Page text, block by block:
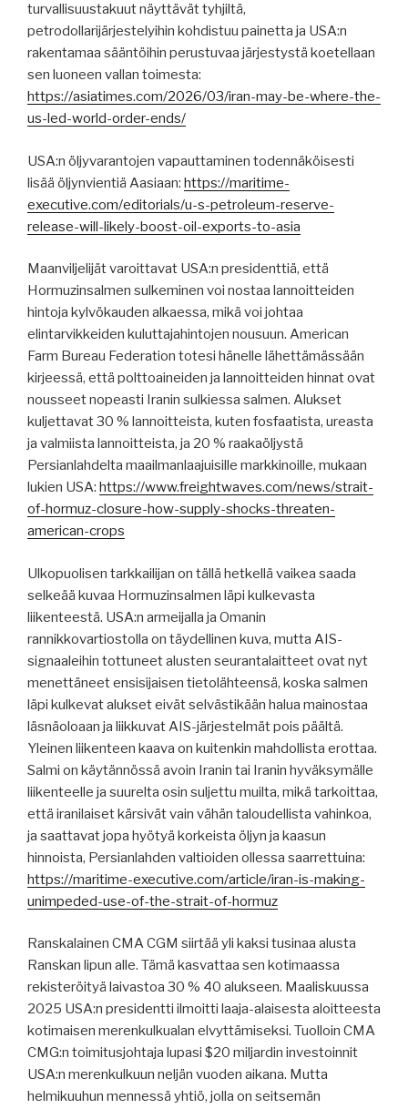
turvallisuustakuut näyttävät tyhjiltä, ​​
petrodollarijärjestelyihin kohdistuu painetta ja USA:n
rakentamaa sääntöihin perustuvaa järjestystä koetellaan
sen luoneen vallan toimesta:
https://asiatimes.com/2026/03/iran-may-be-where-the-
us-led-world-order-ends/
USA:n öljyvarantojen vapauttaminen todennäköisesti
lisää öljynvientiä Aasiaan: https://maritime-
executive.com/editorials/u-s-petroleum-reserve-
release-will-likely-boost-oil-exports-to-asia
Maanviljelijät varoittavat USA:n presidenttiä, että
Hormuzinsalmen sulkeminen voi nostaa lannoitteiden
hintoja kylvökauden alkaessa, mikä voi johtaa
elintarvikkeiden kuluttajahintojen nousuun. American
Farm Bureau Federation totesi hänelle lähettämässään
kirjeessä, että polttoaineiden ja lannoitteiden hinnat ovat
nousseet nopeasti Iranin sulkiessa salmen. Alukset
kuljettavat 30 % lannoitteista, kuten fosfaatista, ureasta
ja valmiista lannoitteista, ja 20 % raakaöljystä
Persianlahdelta maailmanlaajuisille markkinoille, mukaan
lukien USA: https://www.freightwaves.com/news/strait-
of-hormuz-closure-how-supply-shocks-threaten-
american-crops
Ulkopuolisen tarkkailijan on tällä hetkellä vaikea saada
selkeää kuvaa Hormuzinsalmen läpi kulkevasta
liikenteestä. USA:n armeijalla ja Omanin
rannikkovartiostolla on täydellinen kuva, mutta AIS-
signaaleihin tottuneet alusten seurantalaitteet ovat nyt
menettäneet ensisijaisen tietolähteensä, koska salmen
läpi kulkevat alukset eivät selvästikään halua mainostaa
läsnäoloaan ja liikkuvat AIS-järjestelmät pois päältä.
Yleinen liikenteen kaava on kuitenkin mahdollista erottaa.
Salmi on käytännössä avoin Iranin tai Iranin hyväksymälle
liikenteelle ja suurelta osin suljettu muilta, mikä tarkoittaa,
että iranilaiset kärsivät vain vähän taloudellista vahinkoa,
ja saattavat jopa hyötyä korkeista öljyn ja kaasun
hinnoista, Persianlahden valtioiden ollessa saarrettuina:
https://maritime-executive.com/article/iran-is-making-
unimpeded-use-of-the-strait-of-hormuz
Ranskalainen CMA CGM siirtää yli kaksi tusinaa alusta
Ranskan lipun alle. Tämä kasvattaa sen kotimaassa
rekisteröityä laivastoa 30 % 40 alukseen. Maaliskuussa
2025 USA:n presidentti ilmoitti laaja-alaisesta aloitteesta
kotimaisen merenkulkualan elvyttämiseksi. Tuolloin CMA
CMG:n toimitusjohtaja lupasi $20 miljardin investoinnit
USA:n merenkulkuun neljän vuoden aikana. Mutta
helmikuuhun mennessä yhtiö, jolla on seitsemän